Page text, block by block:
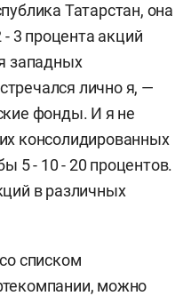
Татарстан, она
3 процента акций
западных
лично я, —
фонды. И я не
консолидированных
5 - 10 - 20 процентов.
в различных
списком
можно